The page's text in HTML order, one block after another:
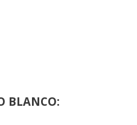
BLANCO: